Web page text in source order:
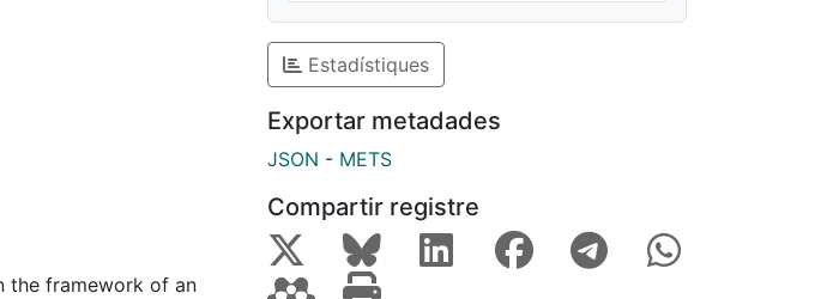
the framework of an
Estadístiques
Exportar metadades
JSON - METS
Compartir registre